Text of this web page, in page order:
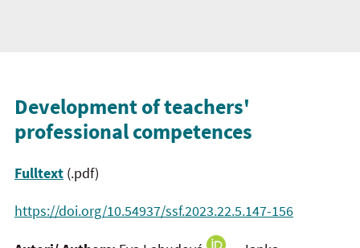
Development of teachers'
professional competences
Fulltext (.pdf)
https://doi.org/10.54937/ssf.2023.22.5.147-156